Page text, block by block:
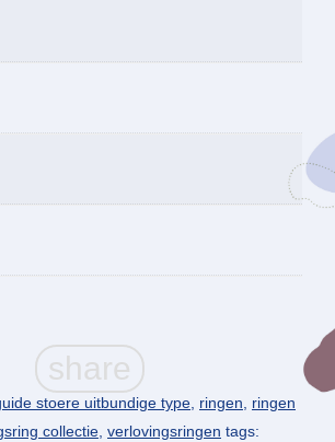
stoere uitbundige type, ringen, ringen
collectie, verlovingsringen tags: